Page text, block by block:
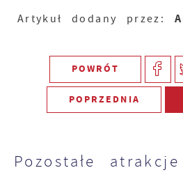
Artykuł dodany przez:
POWRÓT
POPRZEDNIA
Pozostałe atrakcje